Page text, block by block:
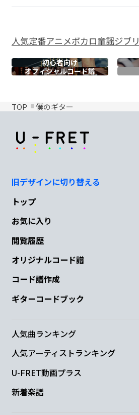
人気定番アニメボカロ童謡ジブリ
初心者向け
オフィシャルコード譜
TOP 僕のギター
旧デザインに切り替える
トップ
お気に入り
閲覧履歴
オリジナルコード譜
コード譜作成
ギターコードブック
人気曲ランキング
人気アーティストランキング
U-FRET動画プラス
新着楽譜